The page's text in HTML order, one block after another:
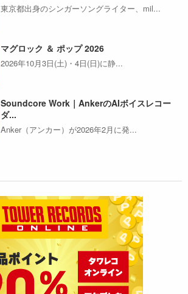
東京都出身のシンガーソングライター、mil...
マグロック ＆ ポップ 2026
2026年10月3日(土)・4日(日)に静...
Soundcore Work｜AnkerのAIボイスレコー
ダ...
Anker（アンカー）が2026年2月に発...